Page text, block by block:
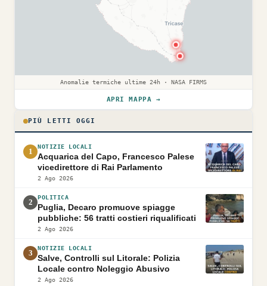
Anomalie termiche ultime 24h · NASA FIRMS
APRI MAPPA →
PIÙ LETTI OGGI
1
NOTIZIE LOCALI
Acquarica del Capo, Francesco Palese
vicedirettore di Rai Parlamento
2 Ago 2026
2
POLITICA
Puglia, Decaro promuove spiagge
pubbliche: 56 tratti costieri riqualificati
2 Ago 2026
3
NOTIZIE LOCALI
Salve, Controlli sul Litorale: Polizia
Locale contro Noleggio Abusivo
2 Ago 2026